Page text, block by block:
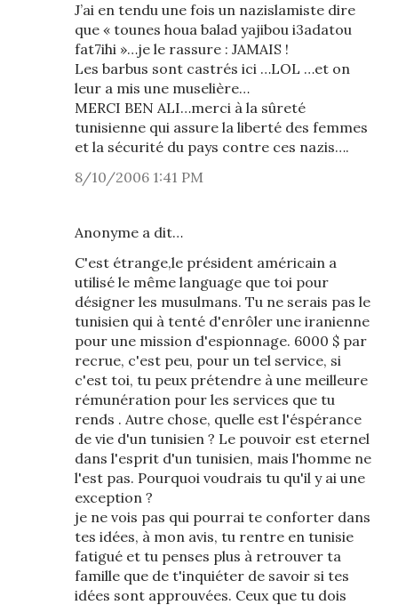
J’ai en tendu une fois un nazislamiste dire
que « tounes houa balad yajibou i3adatou
fat7ihi »…je le rassure : JAMAIS !
Les barbus sont castrés ici …LOL …et on
leur a mis une muselière…
MERCI BEN ALI…merci à la sûreté
tunisienne qui assure la liberté des femmes
et la sécurité du pays contre ces nazis….
8/10/2006 1:41 PM
Anonyme a dit…
C'est étrange,le président américain a
utilisé le même language que toi pour
désigner les musulmans. Tu ne serais pas le
tunisien qui à tenté d'enrôler une iranienne
pour une mission d'espionnage. 6000 $ par
recrue, c'est peu, pour un tel service, si
c'est toi, tu peux prétendre à une meilleure
rémunération pour les services que tu
rends . Autre chose, quelle est l'éspérance
de vie d'un tunisien ? Le pouvoir est eternel
dans l'esprit d'un tunisien, mais l'homme ne
l'est pas. Pourquoi voudrais tu qu'il y ai une
exception ?
je ne vois pas qui pourrai te conforter dans
tes idées, à mon avis, tu rentre en tunisie
fatigué et tu penses plus à retrouver ta
famille que de t'inquiéter de savoir si tes
idées sont approuvées. Ceux que tu dois